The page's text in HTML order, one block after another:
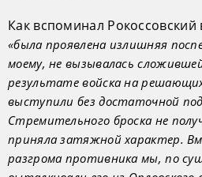
Как вспоминал Рокоссовский
«была проявлена излишняя
моему, не вызывалась
результате войска на
выступили без достаточной
Стремительного броска не
приняла затяжной характер.
разгрома противника мы, по